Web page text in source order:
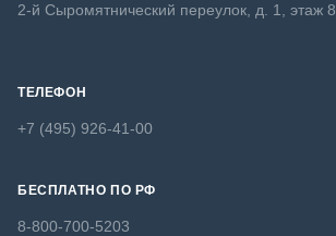
2-й Сыромятнический переулок, д. 1, этаж 8
ТЕЛЕФОН
+7 (495) 926-41-00
БЕСПЛАТНО ПО РФ
8-800-700-5203